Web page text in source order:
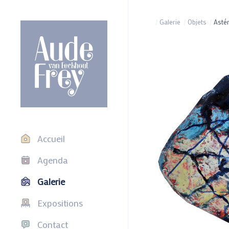
Accueil
Agenda
Galerie
Expositions
Contact
Galerie Objets